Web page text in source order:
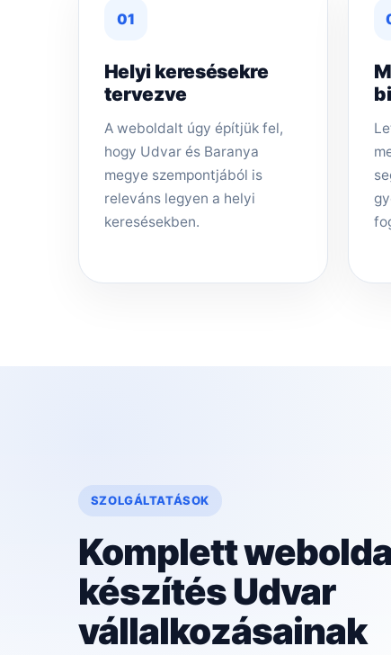
01
Helyi keresésekre
tervezve
A weboldalt úgy építjük fel,
hogy Udvar és Baranya
megye szempontjából is
releváns legyen a helyi
keresésekben.
SZOLGÁLTATÁSOK
Komplett
készítés Udvar
vállalkozásainak